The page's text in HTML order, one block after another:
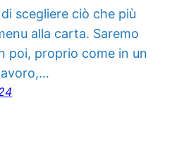
scegliere ciò che più
alla carta. Saremo
poi, proprio come in un